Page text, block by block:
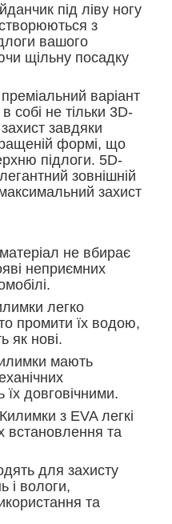
під ліву ногу
з
вашого
щільну посадку
варіант
собі не тільки 3D-
завдяки
формі, що
підлоги. 5D-
зовнішній
захист
не вбирає
неприємних
легко
промити їх водою,
як нові.
мають
довговічними.
з EVA легкі
встановлення та
для захисту
і вологи,
та